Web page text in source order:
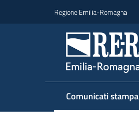
Regione Emilia-Romagna
Comunicati stampa
Menu selezionato